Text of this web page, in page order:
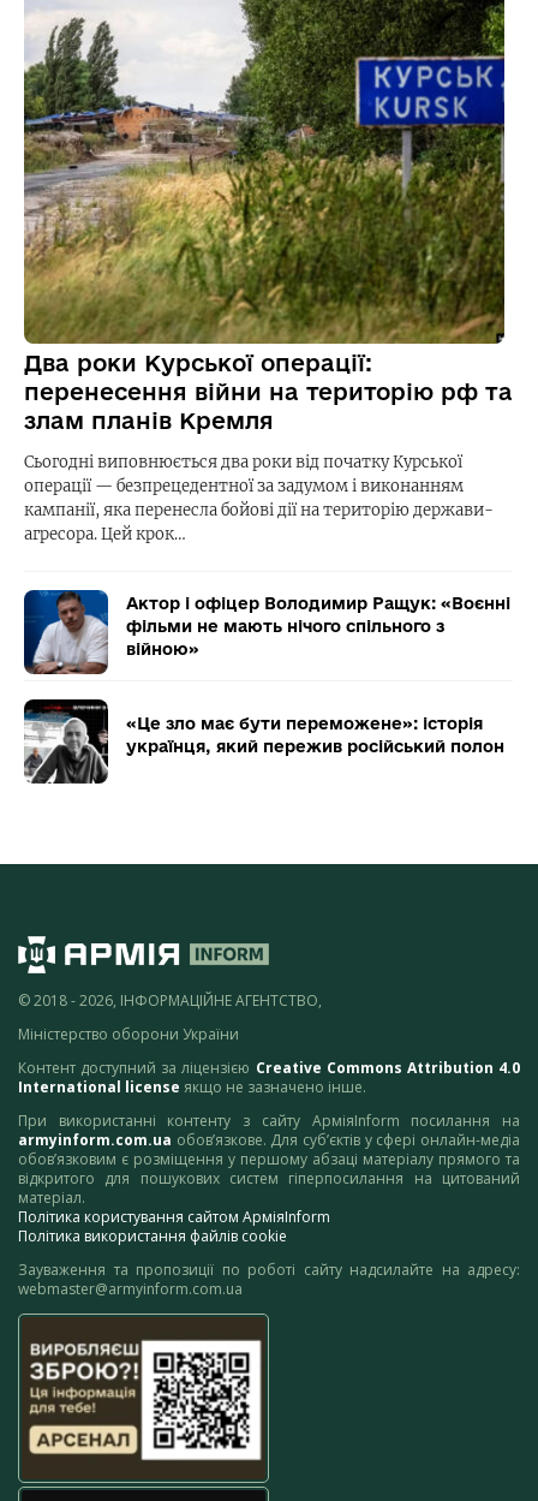
Два роки Курської операції:
перенесення війни на територію рф та
злам планів Кремля
Сьогодні виповнюється два роки від початку Курської
операції — безпрецедентної за задумом і виконанням
кампанії, яка перенесла бойові дії на територію держави-
агресора. Цей крок…
Актор і офіцер Володимир Ращук: «Воєнні
фільми не мають нічого спільного з
війною»
«Це зло має бути переможене»: історія
українця, який пережив російський полон
© 2018 - 2026, ІНФОРМАЦІЙНЕ АГЕНТСТВО,
Міністерство оборони України
Контент доступний за ліцензією Creative Commons Attribution 4.0
International license якщо не зазначено інше.
При використанні контенту з сайту АрміяInform посилання на
armyinform.com.ua обов’язкове. Для суб’єктів у сфері онлайн-медіа
обов’язковим є розміщення у першому абзаці матеріалу прямого та
відкритого для пошукових систем гіперпосилання на цитований
матеріал.
Політика користування сайтом АрміяInform
Політика використання файлів cookie
Зауваження та пропозиції по роботі сайту надсилайте на адресу:
webmaster@armyinform.com.ua